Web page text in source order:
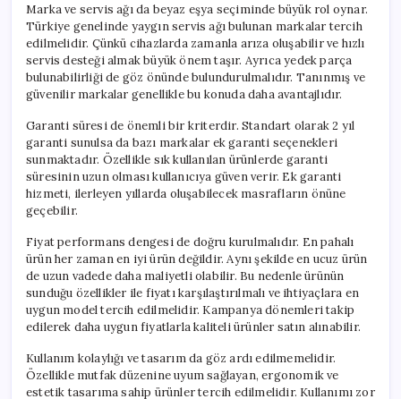
Marka ve servis ağı da beyaz eşya seçiminde büyük rol oynar.
Türkiye genelinde yaygın servis ağı bulunan markalar tercih
edilmelidir. Çünkü cihazlarda zamanla arıza oluşabilir ve hızlı
servis desteği almak büyük önem taşır. Ayrıca yedek parça
bulunabilirliği de göz önünde bulundurulmalıdır. Tanınmış ve
güvenilir markalar genellikle bu konuda daha avantajlıdır.
Garanti süresi de önemli bir kriterdir. Standart olarak 2 yıl
garanti sunulsa da bazı markalar ek garanti seçenekleri
sunmaktadır. Özellikle sık kullanılan ürünlerde garanti
süresinin uzun olması kullanıcıya güven verir. Ek garanti
hizmeti, ilerleyen yıllarda oluşabilecek masrafların önüne
geçebilir.
Fiyat performans dengesi de doğru kurulmalıdır. En pahalı
ürün her zaman en iyi ürün değildir. Aynı şekilde en ucuz ürün
de uzun vadede daha maliyetli olabilir. Bu nedenle ürünün
sunduğu özellikler ile fiyatı karşılaştırılmalı ve ihtiyaçlara en
uygun model tercih edilmelidir. Kampanya dönemleri takip
edilerek daha uygun fiyatlarla kaliteli ürünler satın alınabilir.
Kullanım kolaylığı ve tasarım da göz ardı edilmemelidir.
Özellikle mutfak düzenine uyum sağlayan, ergonomik ve
estetik tasarıma sahip ürünler tercih edilmelidir. Kullanımı zor